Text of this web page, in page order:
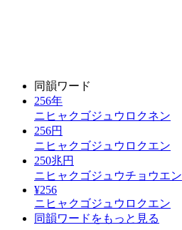
同韻ワード
256年
ニヒャクゴジュウロクネン
256円
ニヒャクゴジュウロクエン
250兆円
ニヒャクゴジュウチョウエン
¥256
ニヒャクゴジュウロクエン
同韻ワードをもっと見る